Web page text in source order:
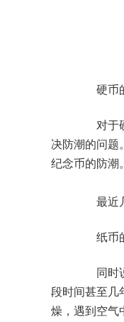
硬币的
对于
决防潮的问题
纪念币的防潮。
最近几
纸币的
同时说
段时间甚至几
燥，遇到空气